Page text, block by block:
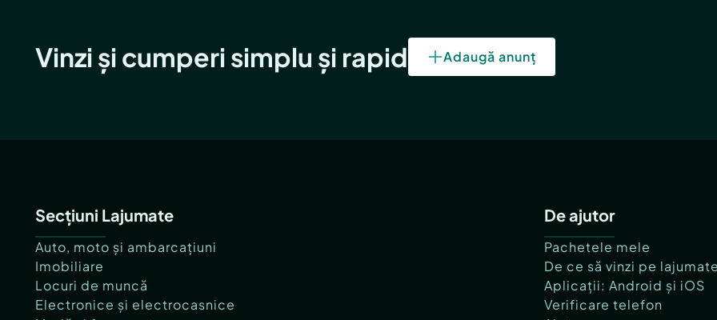
Vinzi și cumperi simplu și rapid Adaugă anunț
Secțiuni Lajumate
Auto, moto și ambarcațiuni
Imobiliare
Locuri de muncă
Electronice și electrocasnice
De ajutor
Pachetele mele
De ce să vinzi pe
Aplicații: Android și iOS
Verificare telefon